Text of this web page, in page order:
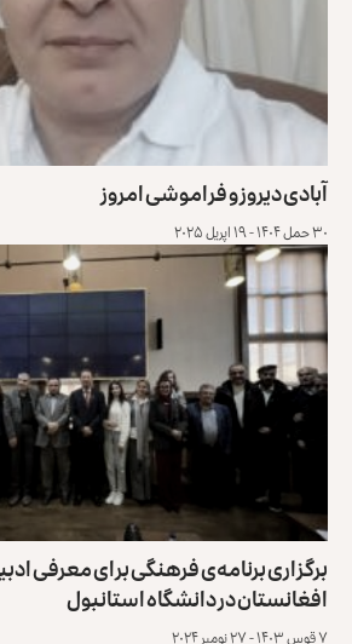
آبادی دیروز و فراموشی امروز
۳۰ حمل ۱۴۰۴ - ۱۹ اپریل ۲۰۲۵
برگزاری برنامه‌ی فرهنگی برای معرفی
افغانستان در دانشگاه استانبول
۷ قوس ۱۴۰۳ - ۲۷ نومبر ۲۰۲۴